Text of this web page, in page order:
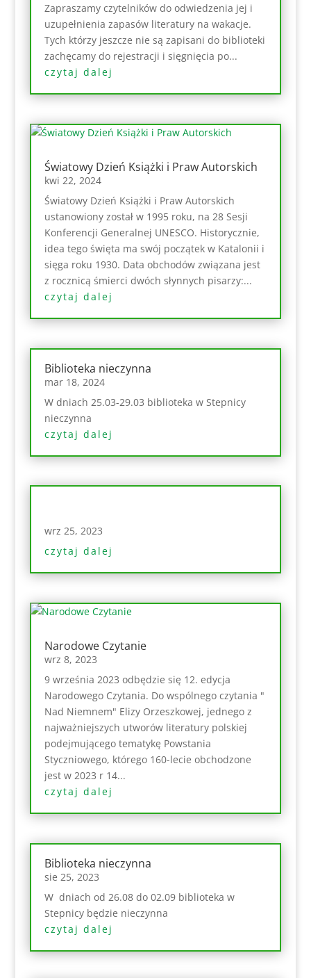
Zapraszamy czytelników do odwiedzenia jej i
uzupełnienia zapasów literatury na wakacje.
Tych którzy jeszcze nie są zapisani do biblioteki
zachęcamy do rejestracji i sięgnięcia po...
czytaj dalej
Światowy Dzień Książki i Praw Autorskich
kwi 22, 2024
Światowy Dzień Książki i Praw Autorskich
ustanowiony został w 1995 roku, na 28 Sesji
Konferencji Generalnej UNESCO. Historycznie,
idea tego święta ma swój początek w Katalonii i
sięga roku 1930. Data obchodów związana jest
z rocznicą śmierci dwóch słynnych pisarzy:...
czytaj dalej
Biblioteka nieczynna
mar 18, 2024
W dniach 25.03-29.03 biblioteka w Stepnicy
nieczynna
czytaj dalej
wrz 25, 2023
czytaj dalej
Narodowe Czytanie
wrz 8, 2023
9 września 2023 odbędzie się 12. edycja
Narodowego Czytania. Do wspólnego czytania "
Nad Niemnem" Elizy Orzeszkowej, jednego z
najważniejszych utworów literatury polskiej
podejmującego tematykę Powstania
Styczniowego, którego 160-lecie obchodzone
jest w 2023 r 14...
czytaj dalej
Biblioteka nieczynna
sie 25, 2023
W dniach od 26.08 do 02.09 biblioteka w
Stepnicy będzie nieczynna
czytaj dalej